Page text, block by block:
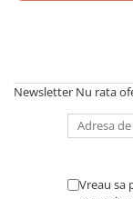
Newsletter Nu rata
Vreau sa